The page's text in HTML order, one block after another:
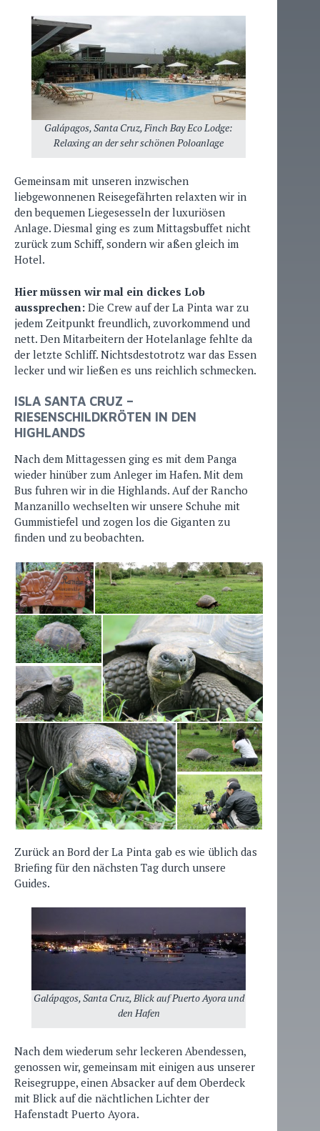
Galápagos, Santa Cruz, Finch Bay Eco Lodge:
Relaxing an der sehr schönen Poloanlage
Gemeinsam mit unseren inzwischen
liebgewonnenen Reisegefährten relaxten wir in
den bequemen Liegesesseln der luxuriösen
Anlage. Diesmal ging es zum Mittagsbuffet nicht
zurück zum Schiff, sondern wir aßen gleich im
Hotel.
Hier müssen wir mal ein dickes Lob
aussprechen: Die Crew auf der La Pinta war zu
jedem Zeitpunkt freundlich, zuvorkommend und
nett. Den Mitarbeitern der Hotelanlage fehlte da
der letzte Schliff. Nichtsdestotrotz war das Essen
lecker und wir ließen es uns reichlich schmecken.
ISLA SANTA CRUZ –
RIESENSCHILDKRÖTEN IN DEN
HIGHLANDS
Nach dem Mittagessen ging es mit dem Panga
wieder hinüber zum Anleger im Hafen. Mit dem
Bus fuhren wir in die Highlands. Auf der Rancho
Manzanillo wechselten wir unsere Schuhe mit
Gummistiefel und zogen los die Giganten zu
finden und zu beobachten.
Zurück an Bord der La Pinta gab es wie üblich das
Briefing für den nächsten Tag durch unsere
Guides.
Galápagos, Santa Cruz, Blick auf Puerto Ayora und
den Hafen
Nach dem wiederum sehr leckeren Abendessen,
genossen wir, gemeinsam mit einigen aus unserer
Reisegruppe, einen Absacker auf dem Oberdeck
mit Blick auf die nächtlichen Lichter der
Hafenstadt Puerto Ayora.